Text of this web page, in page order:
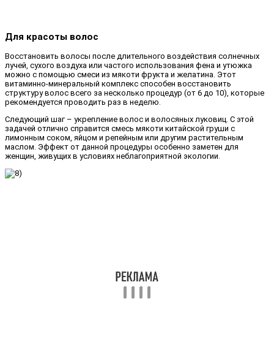
Для красоты волос
Восстановить волосы после длительного воздействия солнечных
лучей, сухого воздуха или частого использования фена и утюжка
можно с помощью смеси из мякоти фрукта и желатина. Этот
витаминно-минеральный комплекс способен восстановить
структуру волос всего за несколько процедур (от 6 до 10), которые
рекомендуется проводить раз в неделю.
Следующий шаг – укрепление волос и волосяных луковиц. С этой
задачей отлично справится смесь мякоти китайской груши с
лимонным соком, яйцом и репейным или другим растительным
маслом. Эффект от данной процедуры особенно заметен для
женщин, живущих в условиях неблагоприятной экологии.